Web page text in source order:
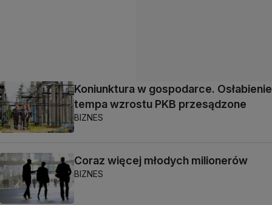
Koniunktura w gospodarce. Osłabienie
tempa wzrostu PKB przesądzone
BIZNES
Coraz więcej młodych milionerów
BIZNES